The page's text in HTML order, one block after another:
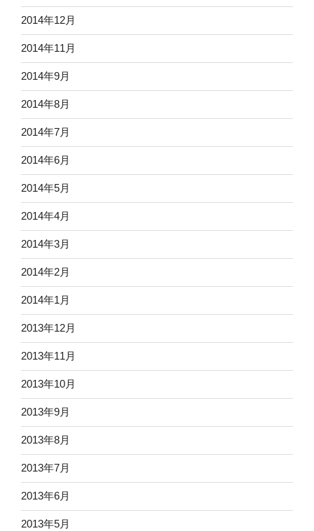
2014年12月
2014年11月
2014年9月
2014年8月
2014年7月
2014年6月
2014年5月
2014年4月
2014年3月
2014年2月
2014年1月
2013年12月
2013年11月
2013年10月
2013年9月
2013年8月
2013年7月
2013年6月
2013年5月